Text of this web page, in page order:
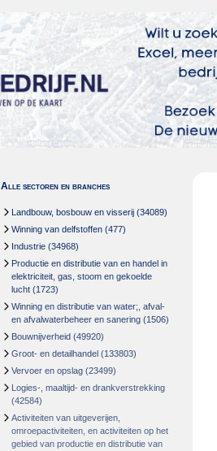
Alle sectoren en branches
Landbouw, bosbouw en visserij (34089)
Winning van delfstoffen (477)
Industrie (34968)
Productie en distributie van en handel in
elektriciteit, gas, stoom en gekoelde
lucht (1723)
Winning en distributie van water;, afval-
en afvalwaterbeheer en sanering (1506)
Bouwnijverheid (49920)
Groot- en detailhandel (133803)
Vervoer en opslag (23499)
Logies-, maaltijd- en drankverstrekking
(42584)
Activiteiten van uitgeverijen,
omroepactiviteiten, en activiteiten op het
gebied van productie en distributie van